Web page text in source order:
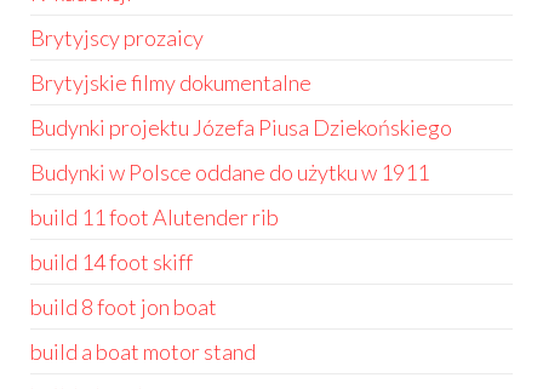
Brytyjscy prozaicy
Brytyjskie filmy dokumentalne
Budynki projektu Józefa Piusa Dziekońskiego
Budynki w Polsce oddane do użytku w 1911
build 11 foot Alutender rib
build 14 foot skiff
build 8 foot jon boat
build a boat motor stand